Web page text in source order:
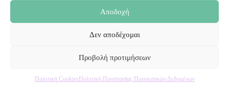
Αποδοχή
Δεν αποδέχομαι
Προβολή προτιμήσεων
Πολιτική Cookies Πολιτική Προστασίας Προσωπικών Δεδομένων
Ο Λογαριασμός μου
Τα Αγαπημένα μου